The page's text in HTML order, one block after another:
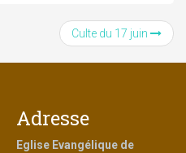
Culte du 17 juin
Adresse
Eglise Evangélique de